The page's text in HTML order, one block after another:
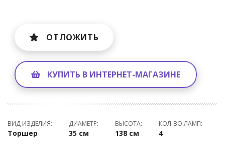
ОТЛОЖИТЬ
КУПИТЬ В ИНТЕРНЕТ-МАГАЗИНЕ
ВИД ИЗДЕЛИЯ:
Торшер
ДИАМЕТР:
35 см
ВЫСОТА:
138 см
КОЛ-ВО ЛАМП:
4